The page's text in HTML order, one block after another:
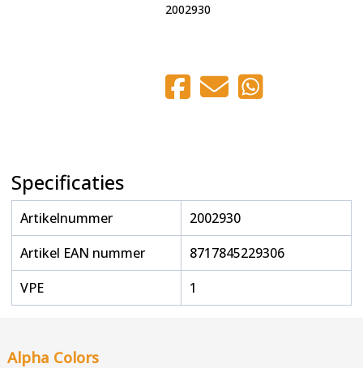
2002930
Specificaties
Artikelnummer
2002930
Artikel EAN nummer
8717845229306
VPE
1
Alpha Colors